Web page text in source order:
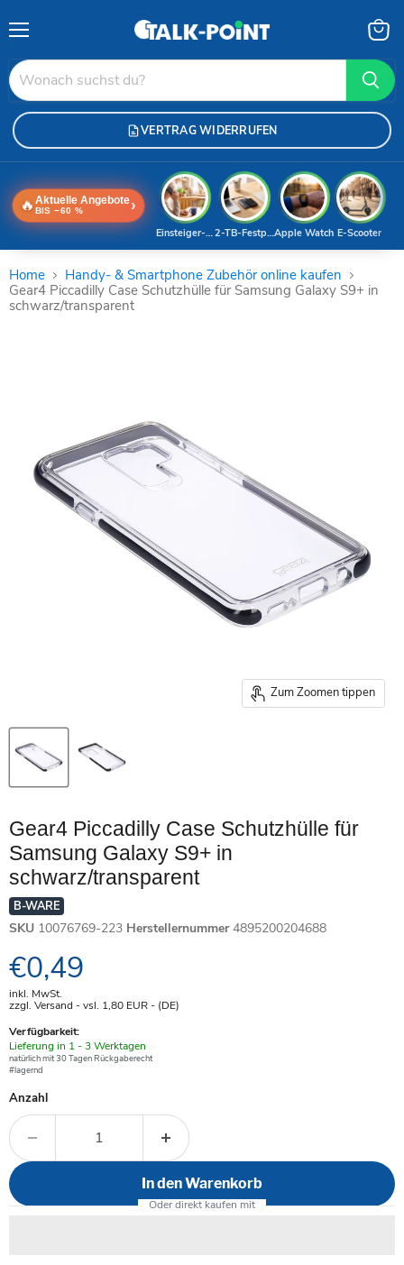
VERTRAG WIDERRUFEN
🔥 Aktuelle Angebote
BIS −60 % ›
E-Scooter
Apple Watch
2-TB-Festplatte
Einsteiger-Handy
Home
Handy- & Smartphone Zubehör online kaufen
Gear4 Piccadilly Case Schutzhülle für Samsung Galaxy S9+ in
schwarz/transparent
Zum Zoomen tippen
Gear4 Piccadilly Case Schutzhülle für
Samsung Galaxy S9+ in
schwarz/transparent
B-WARE
SKU 10076769-223 Herstellernummer 4895200204688
Aktueller Preis
€0,49
inkl. MwSt.
zzgl. Versand - vsl. 1,80 EUR- (DE)
Verfügbarkeit:
Verfügbar
-
Lieferung in 1 - 3 Werktagen
natürlich mit 30 Tagen Rückgaberecht
#lagernd
Anzahl
In den Warenkorb